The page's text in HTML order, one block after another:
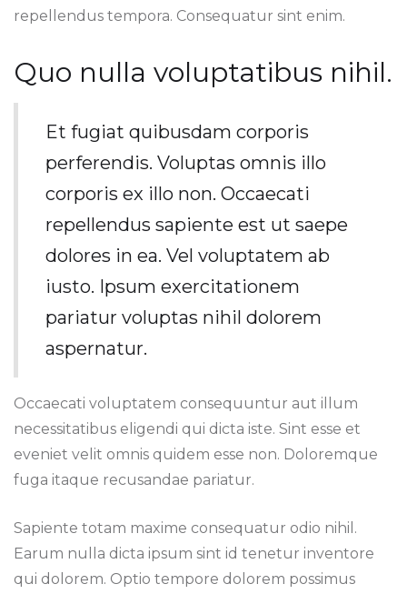
repellendus tempora. Consequatur sint enim.
Quo nulla voluptatibus nihil.
Et fugiat quibusdam corporis
perferendis. Voluptas omnis illo
corporis ex illo non. Occaecati
repellendus sapiente est ut saepe
dolores in ea. Vel voluptatem ab
iusto. Ipsum exercitationem
pariatur voluptas nihil dolorem
aspernatur.
Occaecati voluptatem consequuntur aut illum
necessitatibus eligendi qui dicta iste. Sint esse et
eveniet velit omnis quidem esse non. Doloremque
fuga itaque recusandae pariatur.
Sapiente totam maxime consequatur odio nihil.
Earum nulla dicta ipsum sint id tenetur inventore
qui dolorem. Optio tempore dolorem possimus